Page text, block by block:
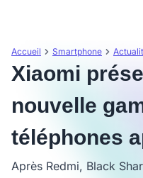
Accueil Smartphone
Xiaomi
nouvelle
téléphones
Après Redmi, Black